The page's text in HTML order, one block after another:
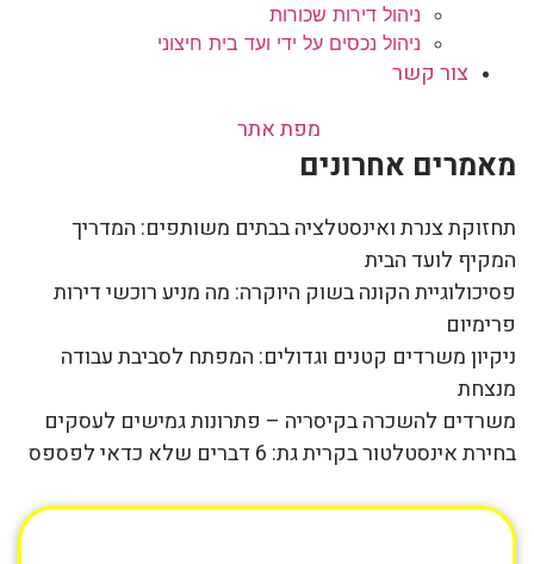
ניהול דירות שכורות
ניהול נכסים על ידי ועד בית חיצוני
צור קשר
מפת אתר
מאמרים אחרונים
תחזוקת צנרת ואינסטלציה בבתים משותפים: המדריך
המקיף לועד הבית
פסיכולוגיית הקונה בשוק היוקרה: מה מניע רוכשי דירות
פרימיום
ניקיון משרדים קטנים וגדולים: המפתח לסביבת עבודה
מנצחת
משרדים להשכרה בקיסריה – פתרונות גמישים לעסקים
בחירת אינסטלטור בקרית גת: 6 דברים שלא כדאי לפספס